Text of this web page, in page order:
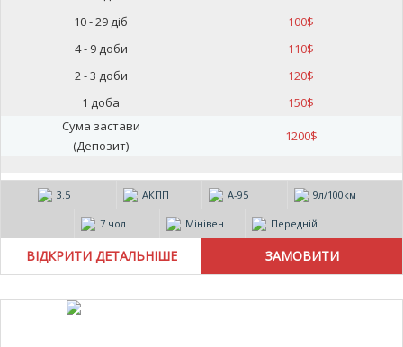
10 - 29 діб
100$
4 - 9 доби
110$
2 - 3 доби
120$
1 доба
150$
Сума застави
(Депозит)
1200$
3.5 АКПП А-95 9л/100км
7 чол Мінівен Передній
ВІДКРИТИ ДЕТАЛЬНІШЕ